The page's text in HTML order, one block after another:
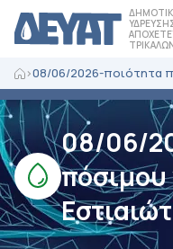
>08/06/2026-ποιότητα
08/06/